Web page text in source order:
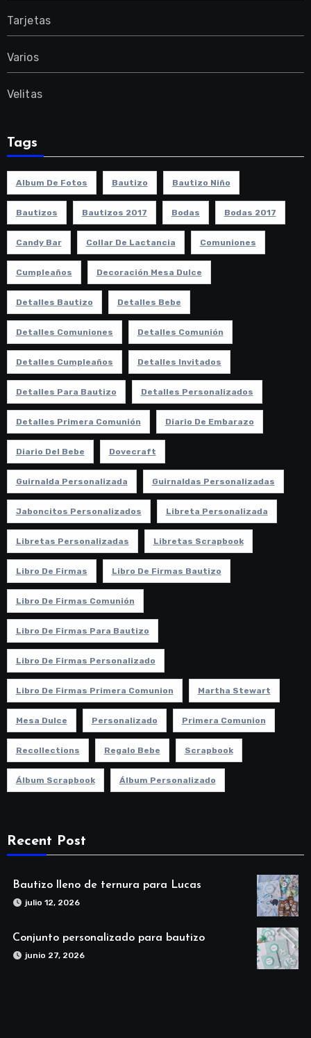
Tarjetas
Varios
Velitas
Tags
Album De Fotos Bautizo Bautizo Niño
Bautizos Bautizos 2017 Bodas Bodas 2017
Candy Bar Collar De Lactancia Comuniones
Cumpleaños Decoración Mesa Dulce
Detalles Bautizo Detalles Bebe
Detalles Comuniones Detalles Comunión
Detalles Cumpleaños Detalles Invitados
Detalles Para Bautizo Detalles Personalizados
Detalles Primera Comunión Diario De Embarazo
Diario Del Bebe Dovecraft
Guirnalda Personalizada Guirnaldas Personalizadas
Jaboncitos Personalizados Libreta Personalizada
Libretas Personalizadas Libretas Scrapbook
Libro De Firmas Libro De Firmas Bautizo
Libro De Firmas Comunión
Libro De Firmas Para Bautizo
Libro De Firmas Personalizado
Libro De Firmas Primera Comunion Martha Stewart
Mesa Dulce Personalizado Primera Comunion
Recollections Regalo Bebe Scrapbook
Álbum Scrapbook Álbum Personalizado
Recent Post
Bautizo lleno de ternura para Lucas
julio 12, 2026
Conjunto personalizado para bautizo
junio 27, 2026